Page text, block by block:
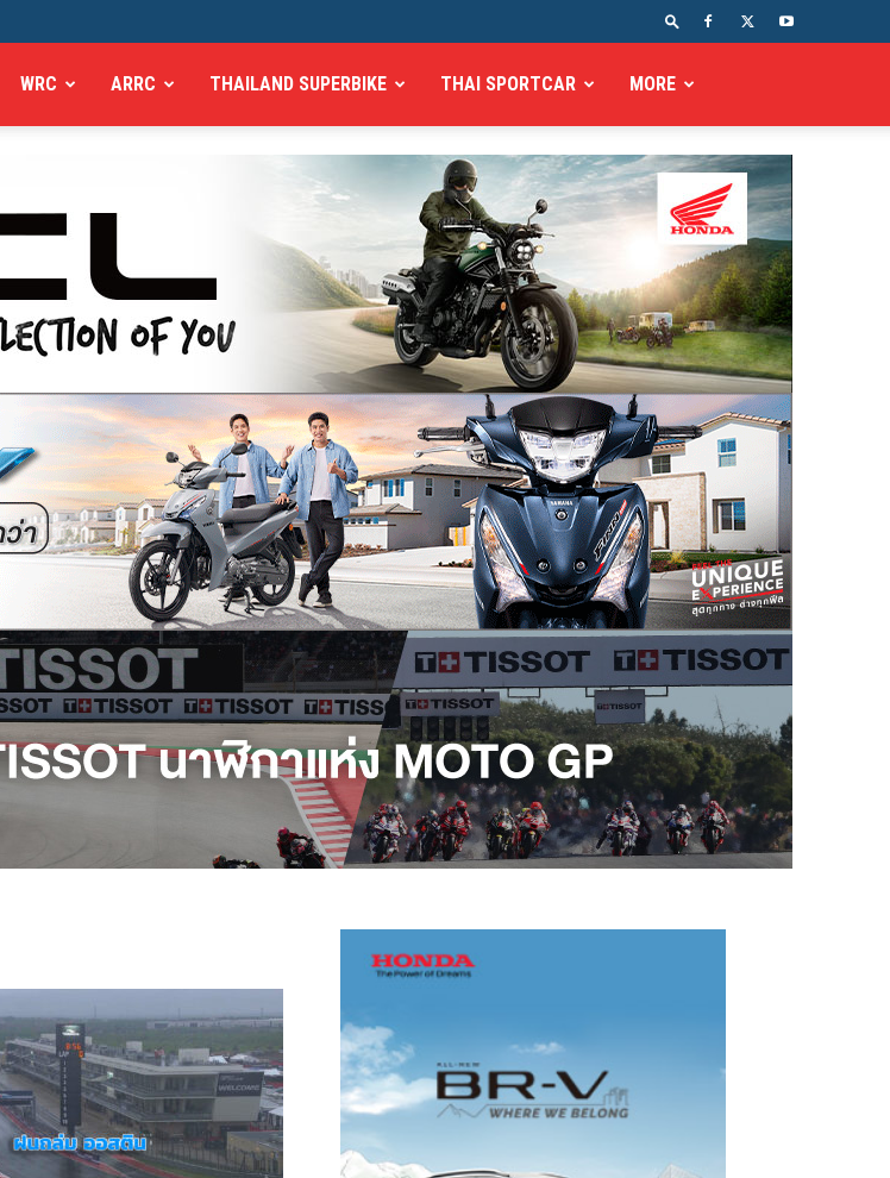
WRC ARRC THAILAND SUPERBIKE THAI SPORTCAR MORE